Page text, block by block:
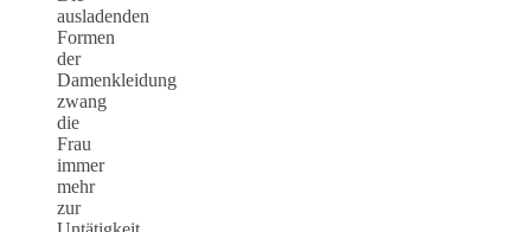
ausladenden
Formen
der
Damenkleidung
zwang
die
Frau
immer
mehr
zur